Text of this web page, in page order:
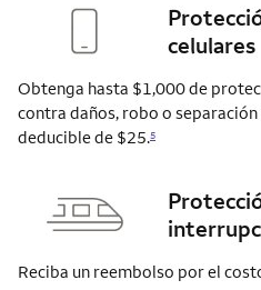
celulares
Obtenga hasta $1,000 de
contra daños, robo o
deducible de $25.5
Reciba un reembolso por el